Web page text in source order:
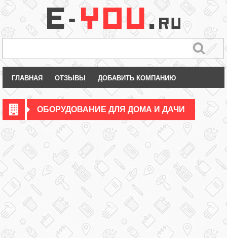
ГЛАВНАЯ ОТЗЫВЫ ДОБАВИТЬ КОМПАНИЮ
ОБОРУДОВАНИЕ ДЛЯ ДОМА И ДАЧИ